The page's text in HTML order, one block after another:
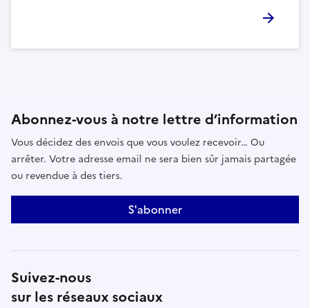
Abonnez-vous à notre lettre d’information
Vous décidez des envois que vous voulez recevoir… Ou
arrêter. Votre adresse email ne sera bien sûr jamais partagée
ou revendue à des tiers.
S'abonner
Suivez-nous
sur les réseaux sociaux